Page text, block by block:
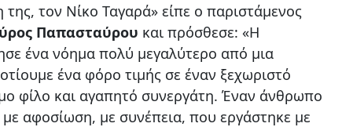
τον Νίκο Ταγαρά» είπε ο παριστάμενος
Παπασταύρου και πρόσθεσε: «Η
ένα νόημα πολύ μεγαλύτερο από μια
ένα φόρο τιμής σε έναν ξεχωριστό
φίλο και αγαπητό συνεργάτη. Έναν άνθρωπο
αφοσίωση, με συνέπεια, που εργάστηκε με